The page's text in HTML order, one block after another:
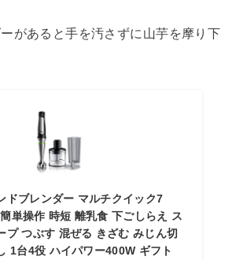
があると手を汚さずに山芋を摩り下
ドブレンダー マルチクイック7
単操作 時短 離乳食 下ごしらえ ス
プ つぶす 混ぜる きざむ みじん切
1台4役 ハイパワー400W ギフト